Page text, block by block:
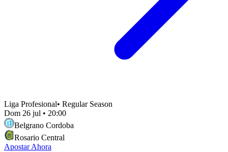
Liga Profesional• Regular Season
Dom 26 jul • 20:00
Belgrano Cordoba
Rosario Central
Apostar Ahora